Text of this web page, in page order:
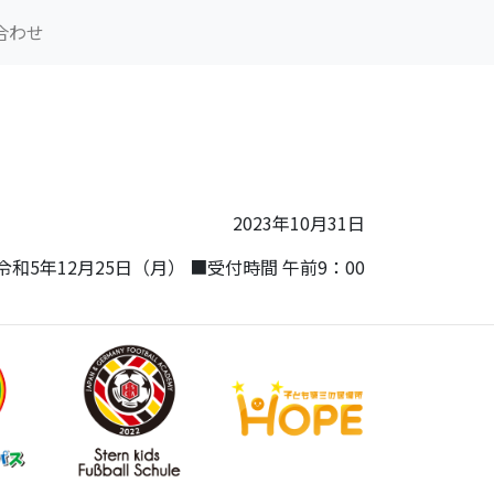
わせ
2023年10月31日
和5年12月25日（月） ■受付時間 午前9：00